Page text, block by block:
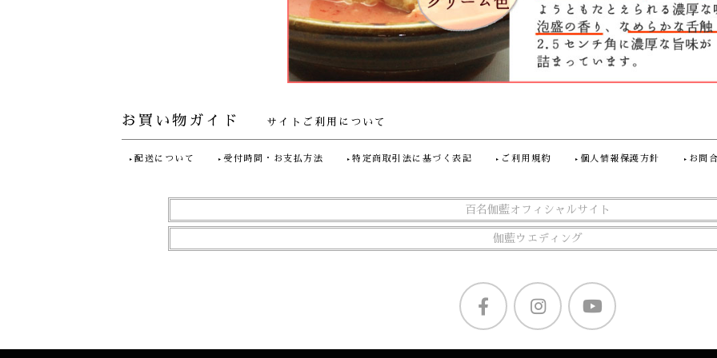
お買い物ガイド サイトご利用について
配送について 受付時間・お支払方法 特定商取引法に基づく表記 ご利用規約 個人情報保護方針 お問
百名伽藍オフィシャルサイト
伽藍ウエディング